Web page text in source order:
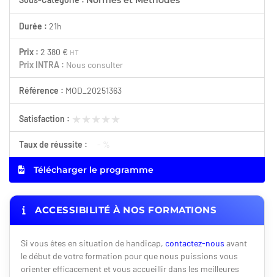
Durée : 21h
Prix : 2 380 € HT
Prix INTRA : Nous consulter
Référence : MOD_20251363
Satisfaction : ★★★★★
★★★★★
Taux de réussite : - %
Télécharger le programme
ACCESSIBILITÉ À NOS FORMATIONS
Si vous êtes en situation de handicap, contactez-nous avant
le début de votre formation pour que nous puissions vous
orienter efficacement et vous accueillir dans les meilleures